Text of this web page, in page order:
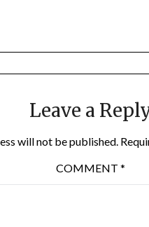
Leave a
will not be published.
COMMENT *